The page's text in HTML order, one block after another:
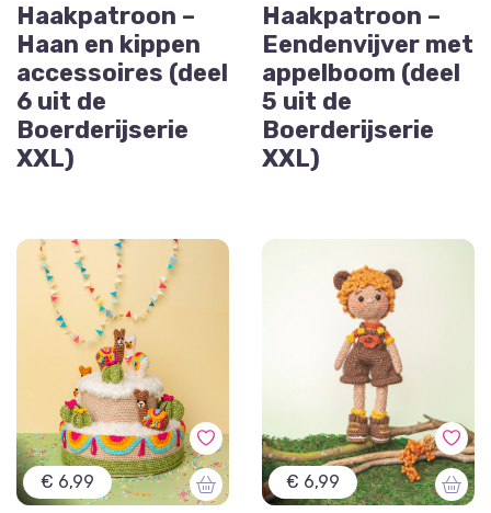
Haakpatroon –
Haan en kippen
accessoires (deel
6 uit de
Boerderijserie
XXL)
Haakpatroon –
Eendenvijver met
appelboom (deel
5 uit de
Boerderijserie
XXL)
€ 6,99 € 6,99